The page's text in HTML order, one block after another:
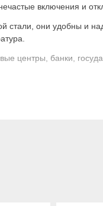
включения и
они удобны и
центры, банки,